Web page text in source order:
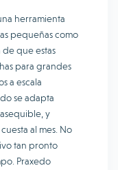
herramienta
pequeñas como
de que estas
para grandes
a escala
se adapta
y
al mes. No
tan pronto
Praxedo